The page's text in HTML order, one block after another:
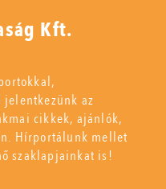
Kft.
jelentkezünk az
cikkek, ajánlók,
Hírportálunk mellet
szaklapjainkat is!